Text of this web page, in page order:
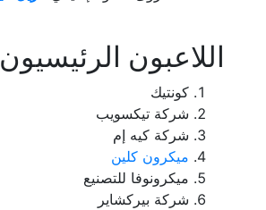
اللاعبون الرئيسيون
كونتيك
شركة تيكسويب
شركة كيه إم
ميكرون كلين
ميكرونوفا للتصنيع
شركة بيركشاير